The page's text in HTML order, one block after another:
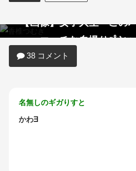
【画像】女子大生「この
ｗ」エッチな自撮りﾊﾟｼｬ
38 コメント
名無しのギガりすと
かわ∃